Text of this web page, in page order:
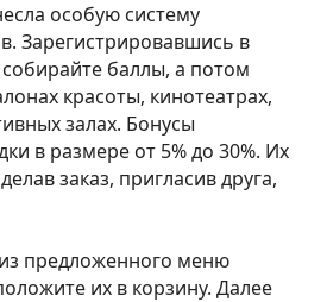
особую систему
Зарегистрировавшись в
баллы, а потом
красоты, кинотеатрах,
залах. Бонусы
в размере от 5% до 30%. Их
заказ, пригласив друга,
предложенного меню
их в корзину. Далее